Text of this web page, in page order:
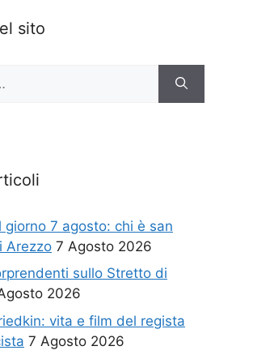
sito
giorno 7 agosto: chi è san
Arezzo 7 Agosto 2026
sullo Stretto di
2026
vita e film del regista
7 Agosto 2026